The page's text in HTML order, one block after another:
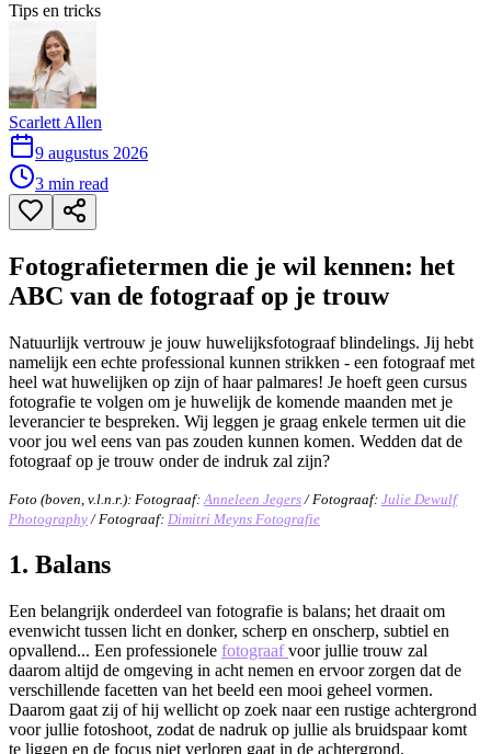
Tips en tricks
Scarlett Allen
9 augustus 2026
3 min read
Fotografietermen die je wil kennen: het
ABC van de fotograaf op je trouw
Natuurlijk vertrouw je jouw huwelijksfotograaf blindelings. Jij hebt
namelijk een echte professional kunnen strikken - een fotograaf met
heel wat huwelijken op zijn of haar palmares! Je hoeft geen cursus
fotografie te volgen om je huwelijk de komende maanden met je
leverancier te bespreken. Wij leggen je graag enkele termen uit die
voor jou wel eens van pas zouden kunnen komen. Wedden dat de
fotograaf op je trouw onder de indruk zal zijn?
Foto (boven, v.l.n.r.): Fotograaf: Anneleen Jegers / Fotograaf: Julie Dewulf
Photography / Fotograaf: Dimitri Meyns Fotografie
1. Balans
Een belangrijk onderdeel van fotografie is balans; het draait om
evenwicht tussen licht en donker, scherp en onscherp, subtiel en
opvallend... Een professionele fotograafvoor jullie trouw zal
daarom altijd de omgeving in acht nemen en ervoor zorgen dat de
verschillende facetten van het beeld een mooi geheel vormen.
Daarom gaat zij of hij wellicht op zoek naar een rustige achtergrond
voor jullie fotoshoot zodat de nadruk op jullie als bruidspaar komt
te liggen en de focus niet verloren gaat in de achtergrond.